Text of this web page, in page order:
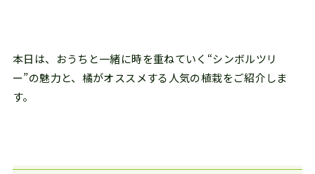
本日は、おうちと一緒に時を重ねていく“シンボルツリ
ー”の魅力と、橘がオススメする人気の植栽をご紹介しま
す。